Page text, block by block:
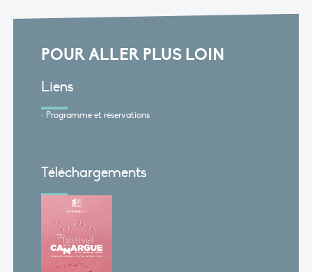
POUR ALLER PLUS LOIN
Liens
Programme et réservations
Téléchargements